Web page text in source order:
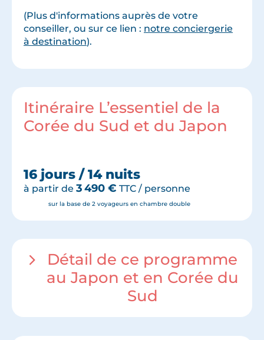
(Plus d'informations auprès de votre
conseiller, ou sur ce lien : notre conciergerie
à destination).
Itinéraire L’essentiel de la
Corée du Sud et du Japon
16 jours / 14 nuits
à partir de 3 490 € TTC / personne
sur la base de 2 voyageurs en chambre double
Détail de ce programme
au Japon et en Corée du
Sud